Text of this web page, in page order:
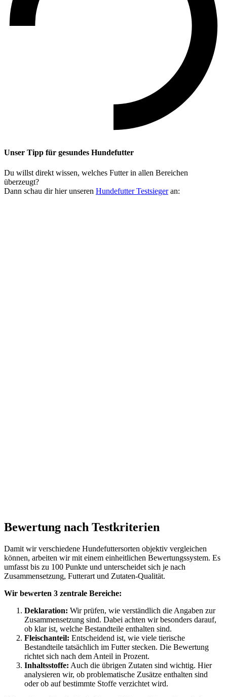
Unser Tipp für gesundes Hundefutter
Du willst direkt wissen, welches Futter in allen Bereichen
überzeugt?
Dann schau dir hier unseren Hundefutter Testsiegeran:
Bewertung nach Testkriterien
Damit wir verschiedene Hundefuttersorten objektiv vergleichen
können, arbeiten wir mit einem einheitlichen Bewertungssystem. Es
umfasst bis zu 100 Punkte und unterscheidet sich je nach
Zusammensetzung, Futterart und Zutaten-Qualität.
Wir bewerten 3 zentrale Bereiche:
Deklaration: Wir prüfen, wie verständlich die Angaben zur
Zusammensetzung sind. Dabei achten wir besonders darauf,
ob klar ist, welche Bestandteile enthalten sind.
Fleischanteil: Entscheidend ist, wie viele tierische
Bestandteile tatsächlich im Futter stecken. Die Bewertung
richtet sich nach dem Anteil in Prozent.
Inhaltsstoffe: Auch die übrigen Zutaten sind wichtig. Hier
analysieren wir, ob problematische Zusätze enthalten sind
oder ob auf bestimmte Stoffe verzichtet wird.